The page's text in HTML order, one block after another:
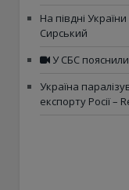
На півдні
Сирський
У СБС пояснили
Україна
експорту Росії –